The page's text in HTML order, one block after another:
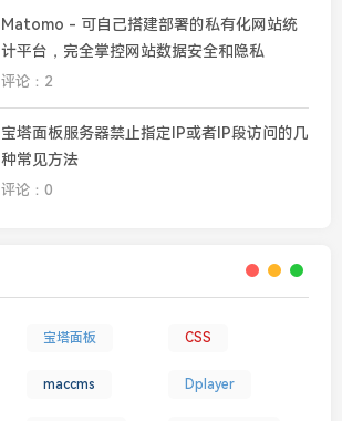
Matomo - 可自己搭建部署的私有化网站统
计平台，完全掌控网站数据安全和隐私
评论：2
宝塔面板服务器禁止指定IP或者IP段访问的几
种常见方法
评论：0
宝塔面板 CSS
maccms Dplayer